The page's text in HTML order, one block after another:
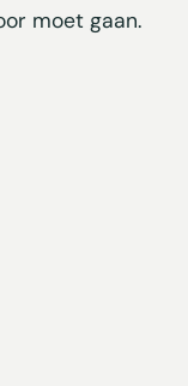
moet gaan.